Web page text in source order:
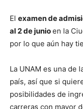
El examen de
al 2 de junioen la
por lo que aún hay
La UNAM es una de
país, así que si
posibilidades de
carreras con mayor